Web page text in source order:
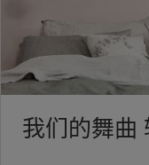
我们的舞曲